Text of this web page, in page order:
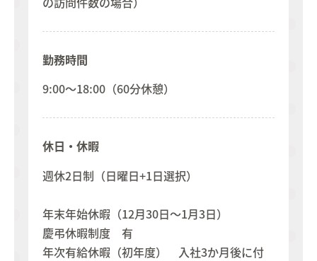
勤務時間
9:00～18:00（60分休憩）
休日・休暇
週休2日制（日曜日+1日選択）
年末年始休暇（12月30日～1月3日）
​​​​​​​​​​​​​​慶弔休暇制度 有
年次有給休暇（初年度） 入社3か月後に付